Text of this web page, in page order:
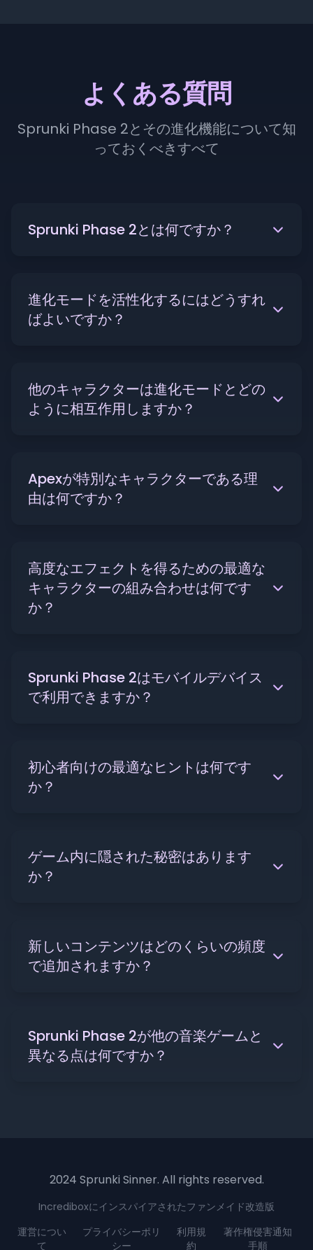
よくある質問
Sprunki Phase 2とその進化機能について知
っておくべきすべて
Sprunki Phase 2とは何ですか？
進化モードを活性化するにはどうすれ
ばよいですか？
他のキャラクターは進化モードとどの
ように相互作用しますか？
Apexが特別なキャラクターである理
由は何ですか？
高度なエフェクトを得るための最適な
キャラクターの組み合わせは何です
か？
Sprunki Phase 2はモバイルデバイス
で利用できますか？
初心者向けの最適なヒントは何です
か？
ゲーム内に隠された秘密はあります
か？
新しいコンテンツはどのくらいの頻度
で追加されますか？
Sprunki Phase 2が他の音楽ゲームと
異なる点は何ですか？
2024 Sprunki Sinner. All rights reserved.
Incrediboxにインスパイアされたファンメイド改造版
運営につい
て
プライバシーポリ
シー
利用規
約
著作権侵害通知
手順